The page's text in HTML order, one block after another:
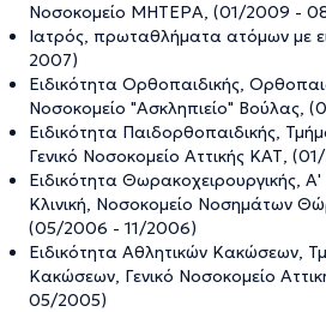
Νοσοκομείο ΜΗΤΕΡΑ, (01/2009 -
Ιατρός, πρωταθλήματα ατόμων με
2007)
Ειδικότητα Ορθοπαιδικής,
Νοσοκομείο "Ασκληπιείο" Βούλας,
Ειδικότητα Παιδορθοπαιδικής,
Γενικό Νοσοκομείο Αττικής ΚΑΤ,
Ειδικότητα Θωρακοχειρουργικής,
Κλινική, Νοσοκομείο Νοσημάτων
(05/2006 - 11/2006)
Ειδικότητα Αθλητικών Κακώσεων,
Κακώσεων, Γενικό Νοσοκομείο
05/2005)